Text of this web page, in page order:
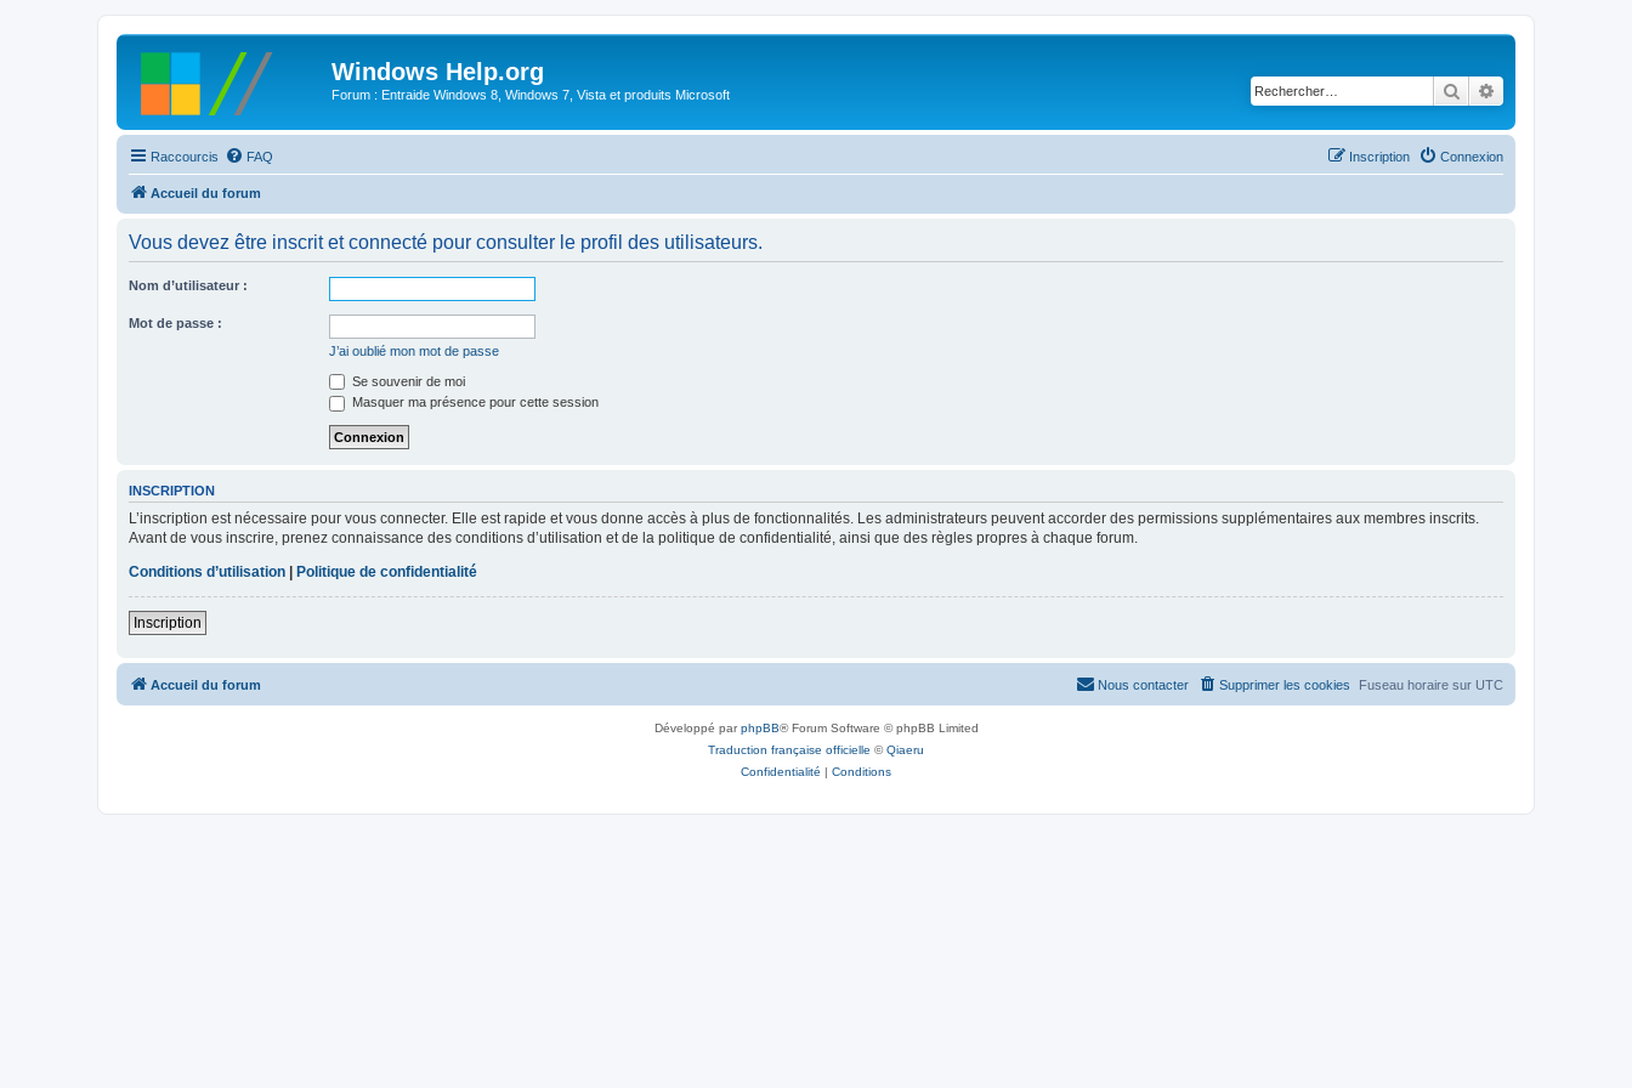
Windows Help.org
Forum : Entraide Windows 8, Windows 7, Vista et produits Microsoft Rechercher
Raccourcis FAQ Connexion
Inscription
Accueil du forum
Vous devez être inscrit et connecté pour consulter le profil des utilisateurs.
Nom d’utilisateur :
Mot de passe :
J’ai oublié mon mot de passe
Se souvenir de moi
Masquer ma présence pour cette session
INSCRIPTION
L’inscription est nécessaire pour vous connecter. Elle est rapide et vous donne accès à plus de fonctionnalités. Les administrateurs peuvent accorder des permissions supplémentaires aux membres inscrits.
Avant de vous inscrire, prenez connaissance des conditions d’utilisation et de la politique de confidentialité, ainsi que des règles propres à chaque forum.
Conditions d’utilisation
Politique de confidentialité
Inscription
Accueil du forum Fuseau horaire sur UTC
Supprimer les cookies
Nous contacter
Développé parphpBB® Forum Software © phpBB Limited
Traduction française officielle ©Qiaeru
Confidentialité | Conditions